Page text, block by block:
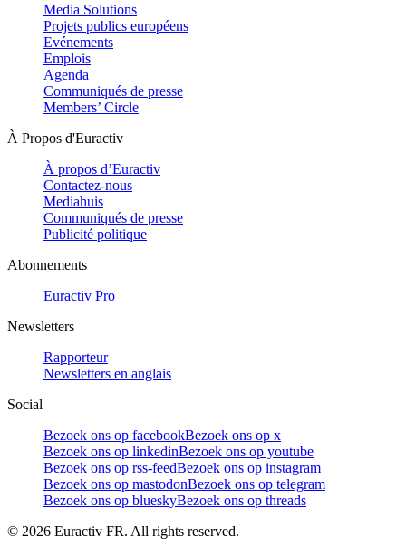
Media Solutions
Projets publics européens
Evénements
Emplois
Agenda
Communiqués de presse
Members’ Circle
À Propos d'Euractiv
À propos d’Euractiv
Contactez-nous
Mediahuis
Communiqués de presse
Publicité politique
Abonnements
Euractiv Pro
Newsletters
Rapporteur
Newsletters en anglais
Social
Bezoek ons op facebookBezoek ons op x
Bezoek ons op linkedinBezoek ons op youtube
Bezoek ons op rss-feedBezoek ons op instagram
Bezoek ons op mastodonBezoek ons op telegram
Bezoek ons op blueskyBezoek ons op threads
© 2026 Euractiv FR. All rights reserved.